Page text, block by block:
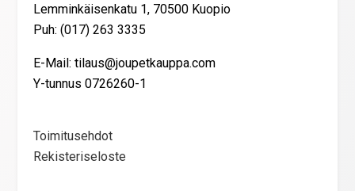
Lemminkäisenkatu 1, 70500 Kuopio
Puh: (017) 263 3335
E-Mail: tilaus@joupetkauppa.com
Y-tunnus 0726260-1
Toimitusehdot
Rekisteriseloste